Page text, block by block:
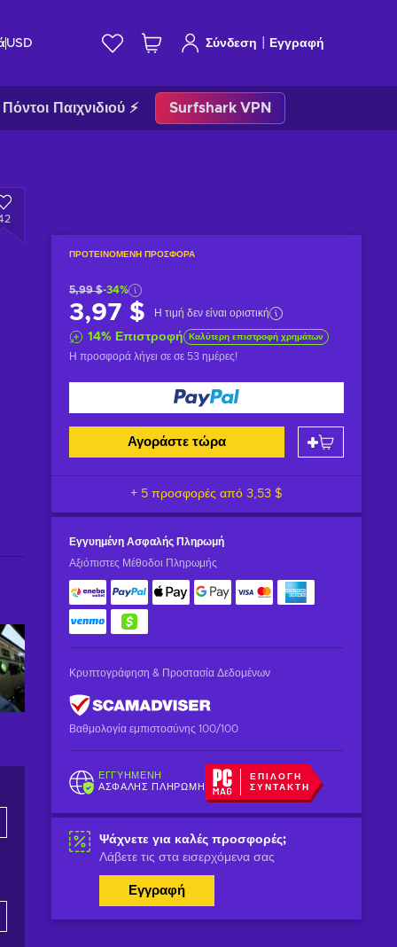
USD Σύνδεση Εγγραφή
Πόντοι Παιχνιδιού ⚡ Surfshark VPN
ΠΡΟΤΕΙΝΌΜΕΝΗ ΠΡΟΣΦΟΡΆ
5,99 $-34%
3,97 $ Η τιμή δεν είναι οριστική
14% Επιστροφή Καλύτερη επιστροφή χρημάτων
Η προσφορά λήγει σε σε 53 ημέρες!
Αγοράστε τώρα
+ 5 προσφορές από 3,53 $
Εγγυημένη Ασφαλής Πληρωμή
Αξιόπιστες Μέθοδοι Πληρωμής
Κρυπτογράφηση & Προστασία Δεδομένων
Βαθμολογία εμπιστοσύνης 100/100
ΕΓΓΥΗΜΈΝΗ
ΑΣΦΑΛΉΣ ΠΛΗΡΩΜΉ
ΕΠΙΛΟΓΉ
ΣΥΝΤΆΚΤΗ
Ψάχνετε για καλές προσφορές;
Λάβετε τις στα εισερχόμενα σας
Εγγραφή